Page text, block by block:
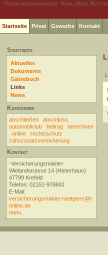
-Versicherungsmakler- Karl-Heinz
Startseite Privat Gewerbe Kontakt
Startseite
Aktuelles
Dokumente
Gästebuch
Links
News
Kategorien
abschließen
abschluss
automobilclub
beitrag
berechnen
online
rechtsschutz
zahnzusatzversicherung
Kontakt
-Versicherungsmakler-
Wielandstrasse 14 (Hinterhaus)
47799 Krefeld
Telefon: 02151-978842
E-Mail:
versicherungsmakler.ruettgens@t-
online.de
mehr...